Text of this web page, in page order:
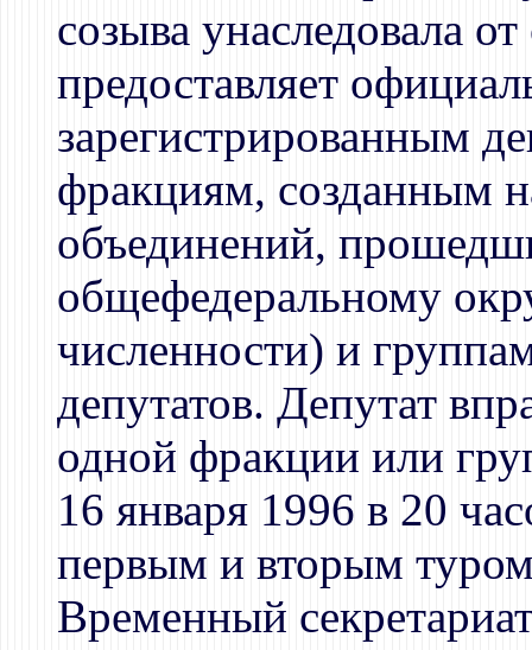
созыва унаследовала
предоставляет
зарегистрированным
фракциям, созданным
объединений,
общефедеральному
численности) и
депутатов. Депутат
одной фракции или
16 января 1996 в 20
первым и вторым
Временный